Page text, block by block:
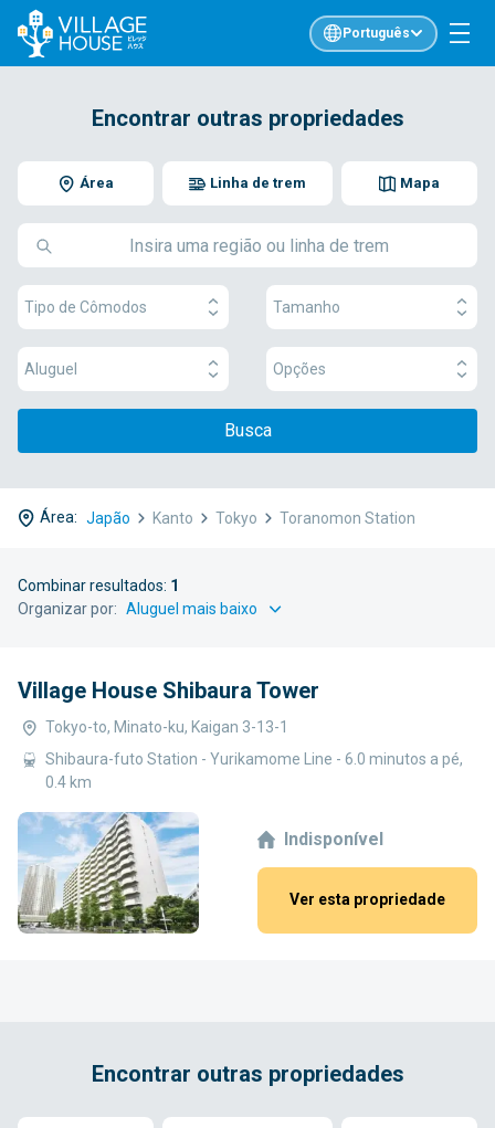
Português
Encontrar outras propriedades
Área Mapa
Linha de trem
Tipo de Cômodos Tamanho
Aluguel Opções
Busca
Área: Japão Kanto Tokyo Toranomon Station
Combinar resultados: 1
Organizar por:
Village House Shibaura Tower
Tokyo-to, Minato-ku, Kaigan 3-13-1
Shibaura-futo Station - Yurikamome Line - 6.0 minutos a pé,
0.4 km
Indisponível
Ver esta propriedade
Encontrar outras propriedades